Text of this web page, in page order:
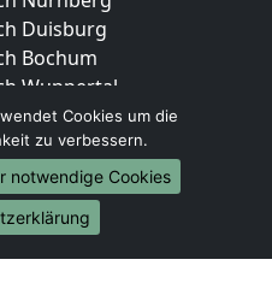
Duisburg
Bochum
Wuppertal
Bielefeld
Bonn
Münster
Brasilien
Cookies um die
zu verbessern.
notwendige Cookies